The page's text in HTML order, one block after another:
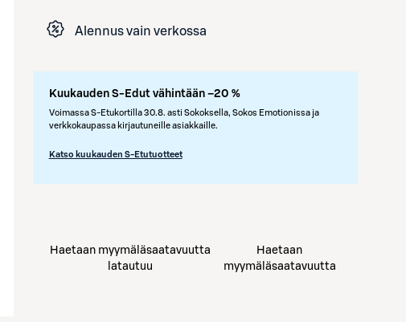
Alennus vain verkossa
Kuukauden S-Edut vähintään –20 %
Voimassa S-Etukortilla 30.8. asti Sokoksella, Sokos Emotionissa ja
verkkokaupassa kirjautuneille asiakkaille.
Katso kuukauden S-Etutuotteet
Haetaan myymäläsaatavuutta
latautuu
Haetaan
myymäläsaatavuutta